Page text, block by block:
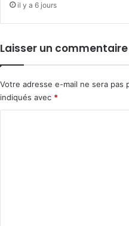
il y a 6 jours
Laisser un commentaire
Votre adresse e-mail ne sera pas
indiqués avec *